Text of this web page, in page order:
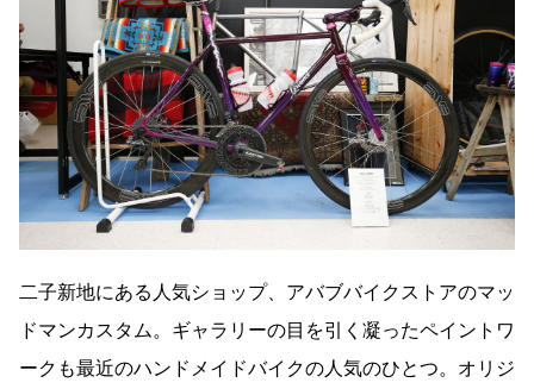
二子新地にある人気ショップ、アバブバイクストアのマッ
ドマンカスタム。ギャラリーの目を引く凝ったペイントワ
ークも最近のハンドメイドバイクの人気のひとつ。オリジ